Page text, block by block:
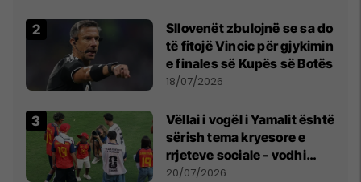
Sllovenët zbulojnë se sa do
të fitojë Vincic për gjykimin
e finales së Kupës së Botës
18/07/2026
Vëllai i vogël i Yamalit është
sërish tema kryesore e
rrjeteve sociale - vodhi
vëmendjen pas finales së
20/07/2026